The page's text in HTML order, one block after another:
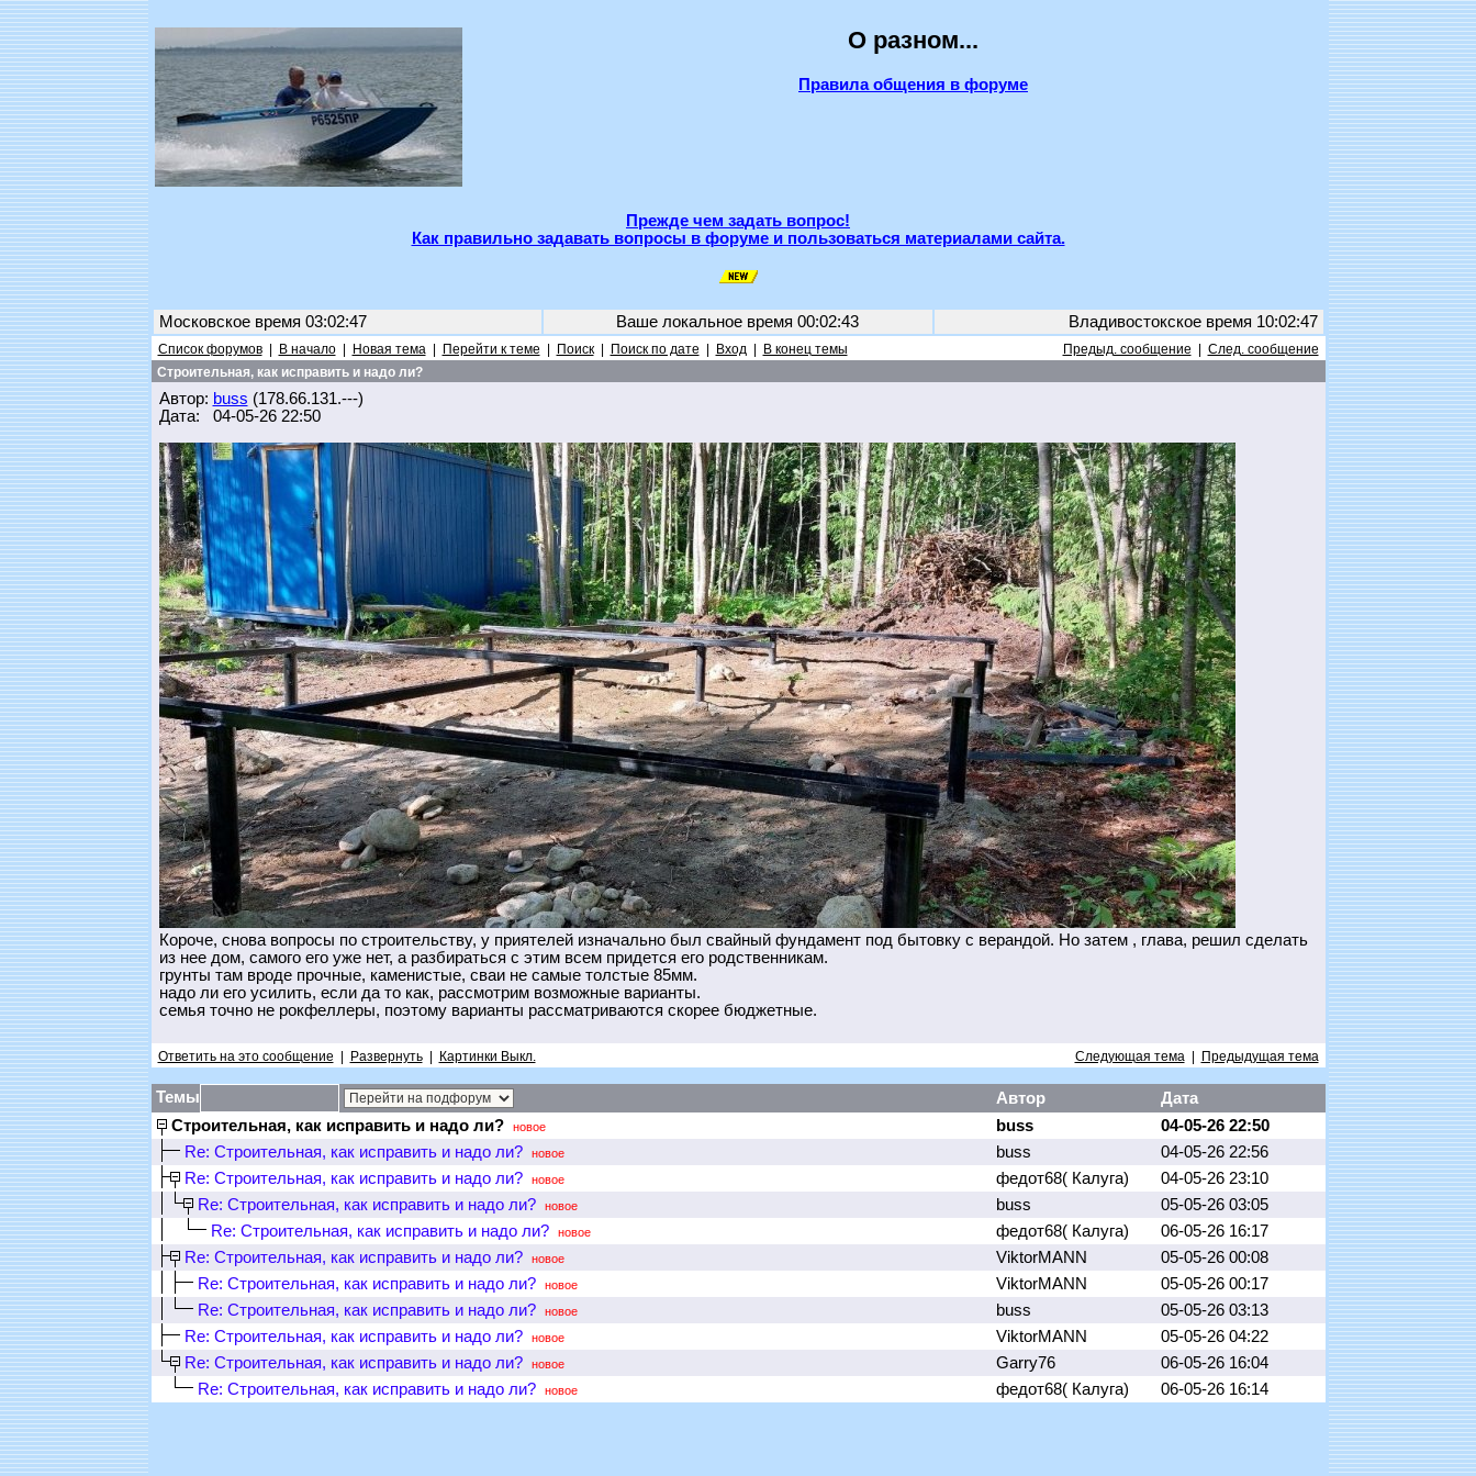
О разном...
Правила общения в форуме
Прежде чем задать вопрос!
Как правильно задавать вопросы в форуме и пользоваться материалами сайта.
Московское время 03:02:47 Ваше локальное время 00:02:43 Владивостокское время 10:02:47
Список форумов| В начало| Новая тема| Перейти к теме Поиск| Поиск по дате Вход| В конец темы Предыд. сообщение
След. сообщение
Строительная, как исправить и надо ли?
Автор: buss (178.66.131.---)
Дата: 04-05-26 22:50
Короче, снова вопросы по строительству, у приятелей изначально был свайный фундамент под бытовку с верандой. Но затем , глава, решил сделать
из нее дом, самого его уже нет, а разбираться с этим всем придется его родственникам.
грунты там вроде прочные, каменистые, сваи не самые толстые 85мм.
надо ли его усилить, если да то как, рассмотрим возможные варианты.
семья точно не рокфеллеры, поэтому варианты рассматриваются скорее бюджетные.
Ответить на это сообщение Развернуть| Картинки Выкл. Следующая тема| Предыдущая тема
Темы Автор
Дата
Строительная, как исправить и надо ли?
новое buss
04-05-26 22:50
Re: Строительная, как исправить и надо ли?
новое buss
04-05-26 22:56
Re: Строительная, как исправить и надо ли?
новое федот68( Калуга)
04-05-26 23:10
Re: Строительная, как исправить и надо ли?
новое buss
05-05-26 03:05
Re: Строительная, как исправить и надо ли?
новое федот68( Калуга)
06-05-26 16:17
Re: Строительная, как исправить и надо ли?
новое ViktorMANN
05-05-26 00:08
Re: Строительная, как исправить и надо ли?
новое ViktorMANN
05-05-26 00:17
Re: Строительная, как исправить и надо ли?
новое buss
05-05-26 03:13
Re: Строительная, как исправить и надо ли?
новое ViktorMANN
05-05-26 04:22
Re: Строительная, как исправить и надо ли?
новое Garry76
06-05-26 16:04
Re: Строительная, как исправить и надо ли?
новое федот68( Калуга) 06-05-26 16:14